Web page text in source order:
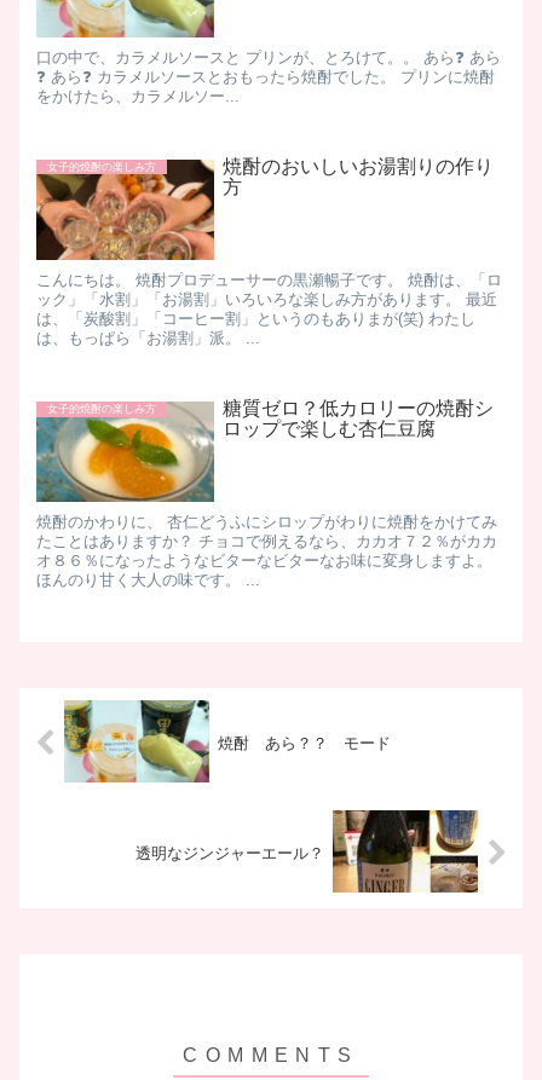
口の中で、カラメルソースと プリンが、とろけて。。 あら❓ あら
❓ あら❓ カラメルソースとおもったら焼酎でした。 プリンに焼酎
をかけたら、カラメルソー...
女子的焼酎の楽しみ方
焼酎のおいしいお湯割りの作り
方
こんにちは。 焼酎プロデューサーの黒瀬暢子です。 焼酎は、「ロ
ック」「水割」「お湯割」いろいろな楽しみ方があります。 最近
は、「炭酸割」「コーヒー割」というのもありまが(笑) わたし
は、もっぱら「お湯割」派。 ...
女子的焼酎の楽しみ方
糖質ゼロ？低カロリーの焼酎シ
ロップで楽しむ杏仁豆腐
焼酎のかわりに、 杏仁どうふにシロップがわりに焼酎をかけてみ
たことはありますか？ チョコで例えるなら、カカオ７２％がカカ
オ８６％になったようなビターなビターなお味に変身しますよ。
ほんのり甘く大人の味です。 ...
焼酎 あら？？ モード
透明なジンジャーエール？